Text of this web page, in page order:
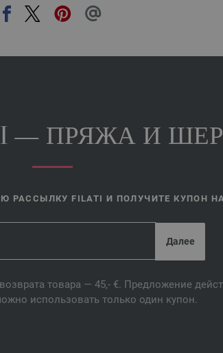
ПРЯЖА И
РАССЫЛКУ FILATI И ПОЛУЧИТЕ КУПОН
товара — 45,- €. Предложение
использовать только один купон.